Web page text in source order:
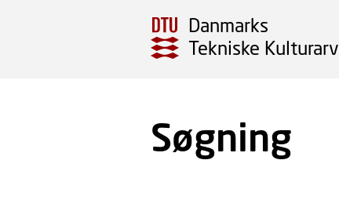
Danmarks
Tekniske Kulturarv
Søgning